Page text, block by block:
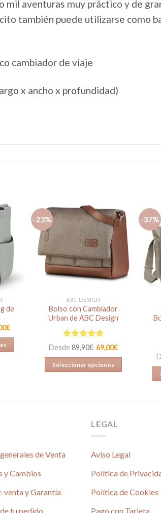
mil aventuras muy práctico y de
también puede utilizarse como
cambiador de viaje
x ancho x profundidad)
Añadir
a la
deseos
de
€
-23%
Añadir
a la
lista de
deseos
ABC DESIGN
Bolso con Cambiador
Urban de ABC Design
Valorado en
de 5
Desde89,90€ 69,00€
Seleccionar opciones
variantes.
Las
pueden
-37%
de Venta
y Cambios
venta y Garantía
tu pedido
LEGAL
Aviso Legal
Política de
Política de Cookies
Pago con Tarjeta